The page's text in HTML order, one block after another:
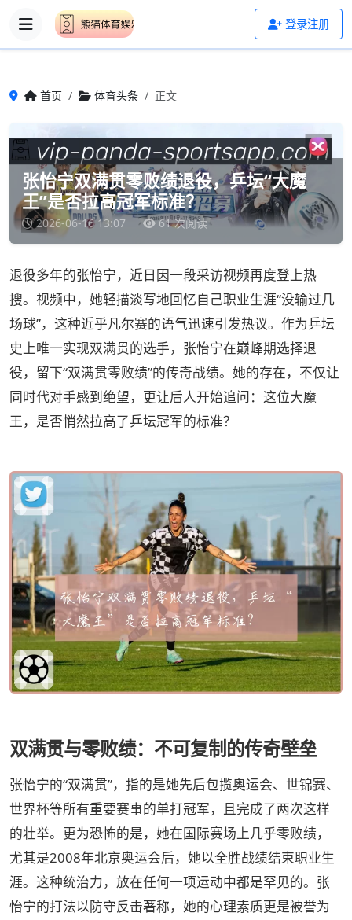
登录注册
首页 体育头条 正文
张怡宁双满贯零败绩退役，乒坛“大魔
王”是否拉高冠军标准？
2026-06-16 13:07 61 次阅读
退役多年的张怡宁，近日因一段采访视频再度登上热
搜。视频中，她轻描淡写地回忆自己职业生涯“没输过几
场球”，这种近乎凡尔赛的语气迅速引发热议。作为乒坛
史上唯一实现双满贯的选手，张怡宁在巅峰期选择退
役，留下“双满贯零败绩”的传奇战绩。她的存在，不仅让
同时代对手感到绝望，更让后人开始追问：这位大魔
王，是否悄然拉高了乒坛冠军的标准？
双满贯与零败绩：不可复制的传奇壁垒
张怡宁的“双满贯”，指的是她先后包揽奥运会、世锦赛、
世界杯等所有重要赛事的单打冠军，且完成了两次这样
的壮举。更为恐怖的是，她在国际赛场上几乎零败绩，
尤其是2008年北京奥运会后，她以全胜战绩结束职业生
涯。这种统治力，放在任何一项运动中都是罕见的。张
怡宁的打法以防守反击著称，她的心理素质更是被誉为